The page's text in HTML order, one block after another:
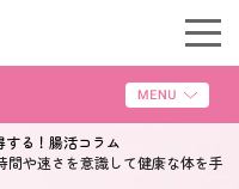
する！腸活コラム
や速さを意識して健康な体を手